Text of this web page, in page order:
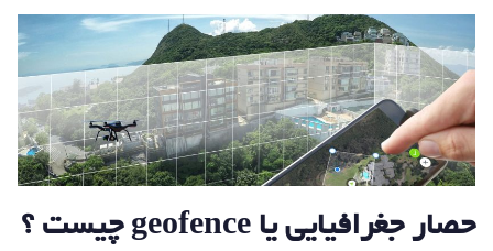
حصار جغرافیایی یا geofence چیست ؟